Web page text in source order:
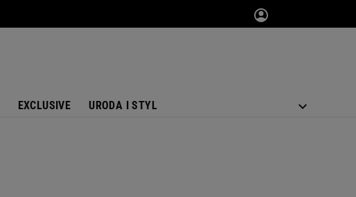
EXCLUSIVE URODA I STYL